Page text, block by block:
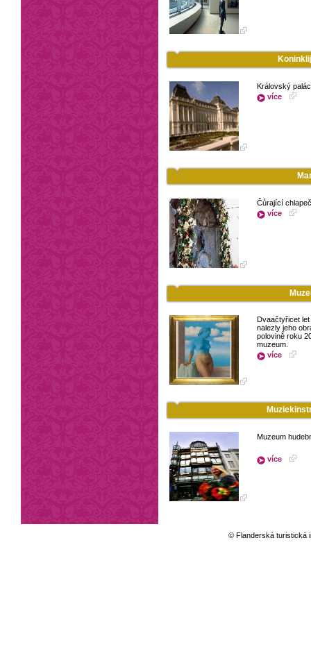
Královský
více
Čůrající
více
Dvaačtyřicet
nalezly jeho
polovině roku
muzeum.
více
Muzeum
více
© Flanderská turistická